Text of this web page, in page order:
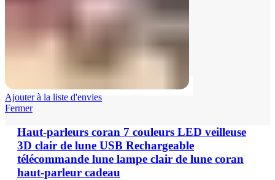
Ajouter à la liste d'envies
Fermer
Haut-parleurs coran 7 couleurs LED veilleuse
3D clair de lune USB Rechargeable
télécommande lune lampe clair de lune coran
haut-parleur cadeau